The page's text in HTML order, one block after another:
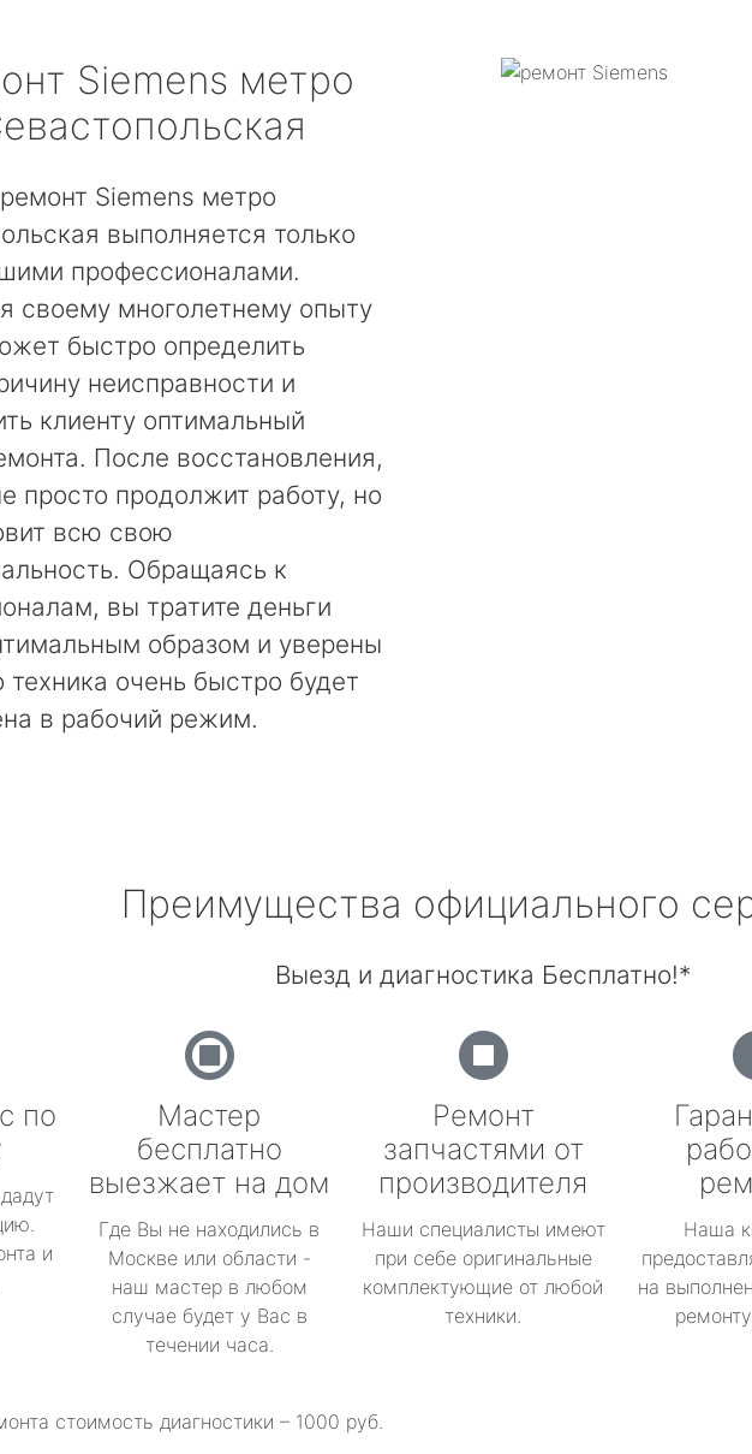
Siemens метро
Siemens метро
выполняется только
профессионалами.
своему многолетнему опыту
быстро определить
неисправности и
клиенту оптимальный
После восстановления,
просто продолжит работу, но
всю свою
Обращаясь к
вы тратите деньги
образом и уверены
техника очень быстро будет
в рабочий режим.
Преимущества официального
Выезд и диагностика Бесплатно!*
по
и
Мастер
бесплатно
выезжает на дом
Где Вы не находились в
Москве или области -
наш мастер в любом
случае будет у Вас в
течении часа.
Ремонт
запчастями от
производителя
Наши специалисты имеют
при себе оригинальные
комплектующие от любой
техники.
Наша
на
стоимость диагностики – 1000 руб.